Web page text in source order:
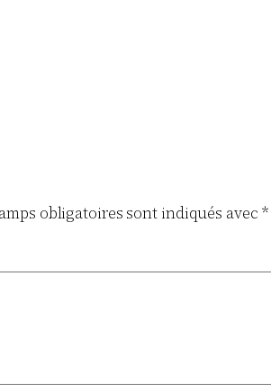
obligatoires sont indiqués avec *